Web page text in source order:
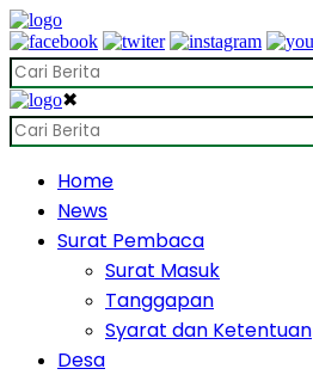
✖
Home
News
Surat Pembaca
Surat Masuk
Tanggapan
Syarat dan Ketentuan
Desa